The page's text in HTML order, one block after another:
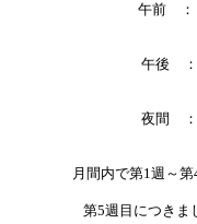
午前
午後
夜間
月間内で第1週～
第5週目につきま